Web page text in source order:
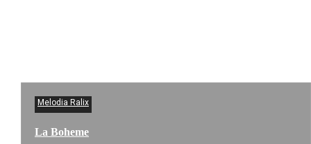
Melodia Ralix
La Boheme